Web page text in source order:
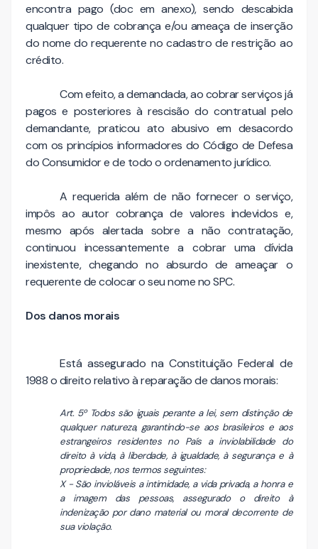
encontra pago (doc em anexo), sendo descabida
qualquer tipo de cobrança e/ou ameaça de inserção
do nome do requerente no cadastro de restrição ao
crédito.
Com efeito, a demandada, ao cobrar serviços já
pagos e posteriores à rescisão do contratual pelo
demandante, praticou ato abusivo em desacordo
com os princípios informadores do Código de Defesa
do Consumidor e de todo o ordenamento jurídico.
A requerida além de não fornecer o serviço,
impôs ao autor cobrança de valores indevidos e,
mesmo após alertada sobre a não contratação,
continuou incessantemente a cobrar uma dívida
inexistente, chegando no absurdo de ameaçar o
requerente de colocar o seu nome no SPC.
Dos danos morais
Está assegurado na Constituição Federal de
1988 o direito relativo à reparação de danos morais:
Art. 5º Todos são iguais perante a lei, sem distinção de
qualquer natureza, garantindo-se aos brasileiros e aos
estrangeiros residentes no País a inviolabilidade do
direito à vida, à liberdade, à igualdade, à segurança e à
propriedade, nos termos seguintes:
X - São invioláveis a intimidade, a vida privada, a honra e
a imagem das pessoas, assegurado o direito à
indenização por dano material ou moral decorrente de
sua violação.